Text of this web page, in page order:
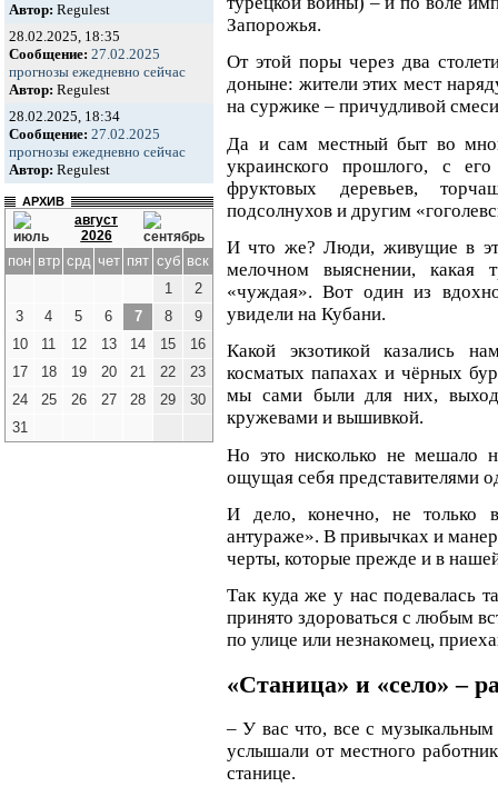
Автор: Regulest
28.02.2025, 18:35
Сообщение: 27.02.2025
прогнозы ежедневно сейчас
Автор: Regulest
28.02.2025, 18:34
Сообщение: 27.02.2025
прогнозы ежедневно сейчас
Автор: Regulest
АРХИВ
август
2026
пон втр срд чет пят суб вск
1
2
3
4 5 6 7 8
9
10
11 12 13 14 15
16
17
18 19 20 21 22
23
24
25 26 27 28 29
30
31
Запорожья.
От этой поры через два
доныне: жители этих мест
на суржике – причудливой
Да и сам местный быт во
украинского прошлого, с
фруктовых деревьев,
подсолнухов и другим
И что же? Люди, живущие в
мелочном выяснении, какая
«чуждая». Вот один из
увидели на Кубани.
Какой экзотикой казались
косматых папахах и чёрных
мы сами были для них,
кружевами и вышивкой.
Но это нисколько не мешало
ощущая себя представителями
И дело, конечно, не только
антураже». В привычках и
черты, которые прежде и в
Так куда же у нас подевалась
принято здороваться с любым
по улице или незнакомец,
«Станица» и «село» –
– У вас что, все с
услышали от местного
станице.